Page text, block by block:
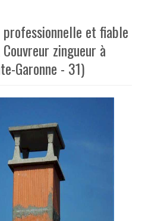
professionnelle et fiable
zingueur à
Garonne - 31)